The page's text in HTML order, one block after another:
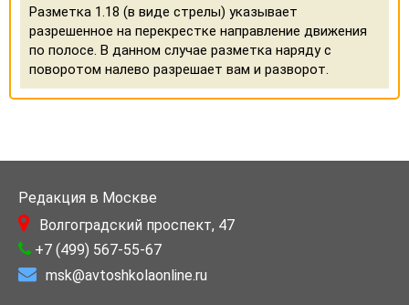
Разметка 1.18 (в виде стрелы) указывает
разрешенное на перекрестке направление движения
по полосе. В данном случае разметка наряду с
поворотом налево разрешает вам и разворот.
Редакция в Москве
Волгоградский проспект, 47
+7 (499) 567-55-67
msk@avtoshkolaonline.ru